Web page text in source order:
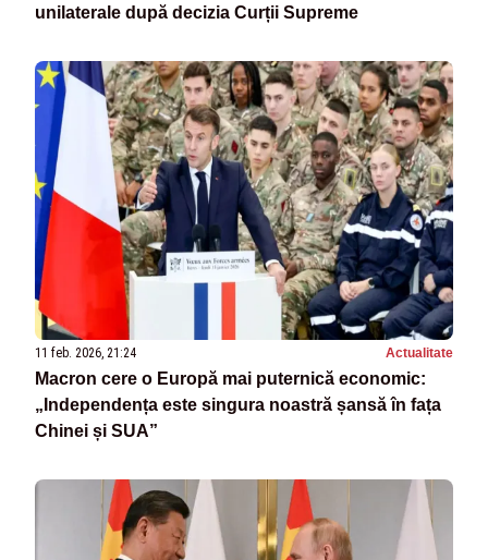
unilaterale după decizia Curții Supreme
11 feb. 2026, 21:24 Actualitate
Macron cere o Europă mai puternică economic:
„Independența este singura noastră șansă în fața
Chinei și SUA”